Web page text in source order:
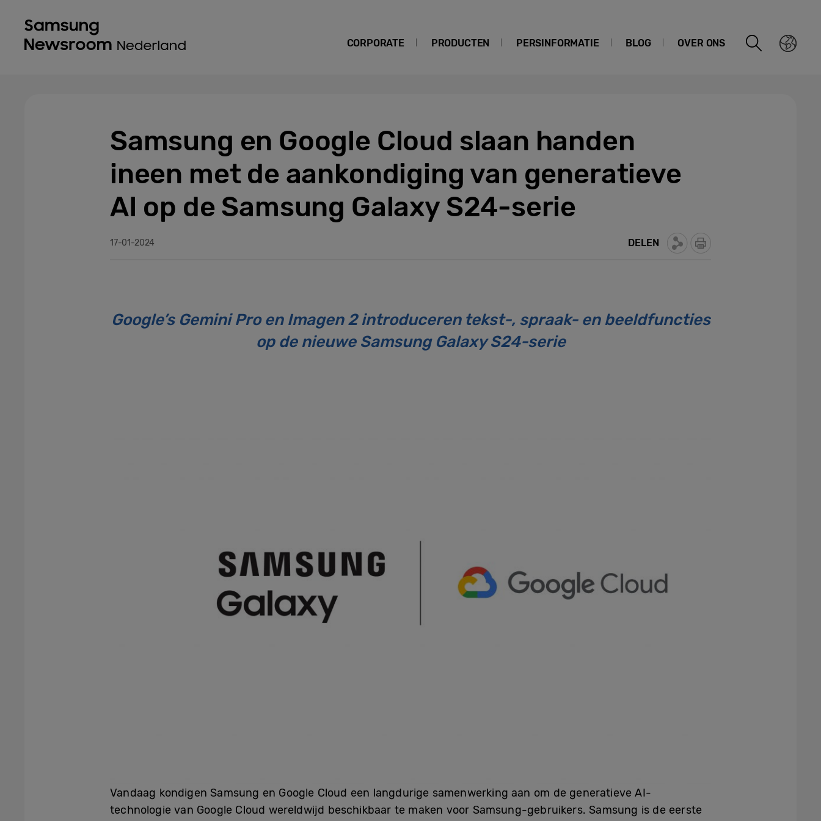
CORPORATE PRODUCTEN PERSINFORMATIE BLOG OVER ONS
Samsung en Google Cloud slaan handen
ineen met de aankondiging van generatieve
AI op de Samsung Galaxy S24-serie
17-01-2024 DELEN
Google’s Gemini Pro en Imagen 2 introduceren tekst-, spraak- en beeldfuncties
op de nieuwe Samsung Galaxy S24-serie
Vandaag kondigen Samsung en Google Cloud een langdurige samenwerking aan om de generatieve AI-
technologie van Google Cloud wereldwijd beschikbaar te maken voor Samsung-gebruikers. Samsung is de eerste